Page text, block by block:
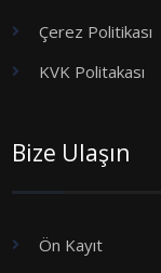
Çerez Politikası
KVK Politakası
Bize Ulaşın
Ön Kayıt